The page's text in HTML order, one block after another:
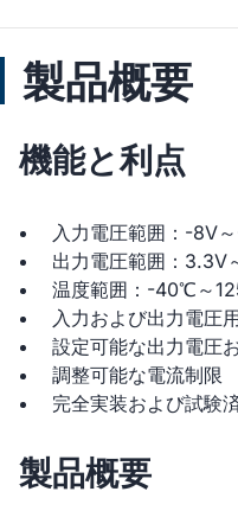
製品概要
機能と利点
入力電圧範囲：-8V
出力電圧範囲：3.3V
温度範囲：-40℃～
入力および出力電圧
設定可能な出力電圧
調整可能な電流制限
完全実装および試験
製品概要